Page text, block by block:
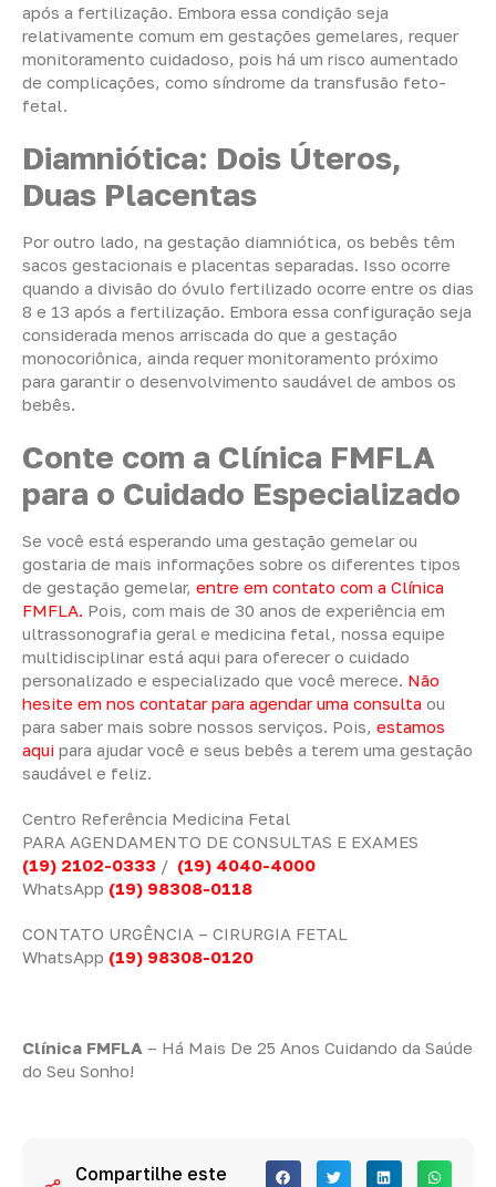
após a fertilização. Embora essa condição seja
relativamente comum em gestações gemelares, requer
monitoramento cuidadoso, pois há um risco aumentado
de complicações, como síndrome da transfusão feto-
fetal.
Diamniótica: Dois Úteros,
Duas Placentas
Por outro lado, na gestação diamniótica, os bebês têm
sacos gestacionais e placentas separadas. Isso ocorre
quando a divisão do óvulo fertilizado ocorre entre os dias
8 e 13 após a fertilização. Embora essa configuração seja
considerada menos arriscada do que a gestação
monocoriônica, ainda requer monitoramento próximo
para garantir o desenvolvimento saudável de ambos os
bebês.
Conte com a Clínica FMFLA
para o Cuidado Especializado
Se você está esperando uma gestação gemelar ou
gostaria de mais informações sobre os diferentes tipos
de gestação gemelar, entre em contato com a Clínica
FMFLA. Pois, com mais de 30 anos de experiência em
ultrassonografia geral e medicina fetal, nossa equipe
multidisciplinar está aqui para oferecer o cuidado
personalizado e especializado que você merece. Não
hesite em nos contatar para agendar uma consulta ou
para saber mais sobre nossos serviços. Pois, estamos
aqui para ajudar você e seus bebês a terem uma gestação
saudável e feliz.
Centro Referência Medicina Fetal
PARA AGENDAMENTO DE CONSULTAS E EXAMES
(19) 2102-0333 / (19) 4040-4000
WhatsApp (19) 98308-0118
CONTATO URGÊNCIA – CIRURGIA FETAL
WhatsApp (19) 98308-0120
Clínica FMFLA – Há Mais De 25 Anos Cuidando da Saúde
do Seu Sonho!
Compartilhe este